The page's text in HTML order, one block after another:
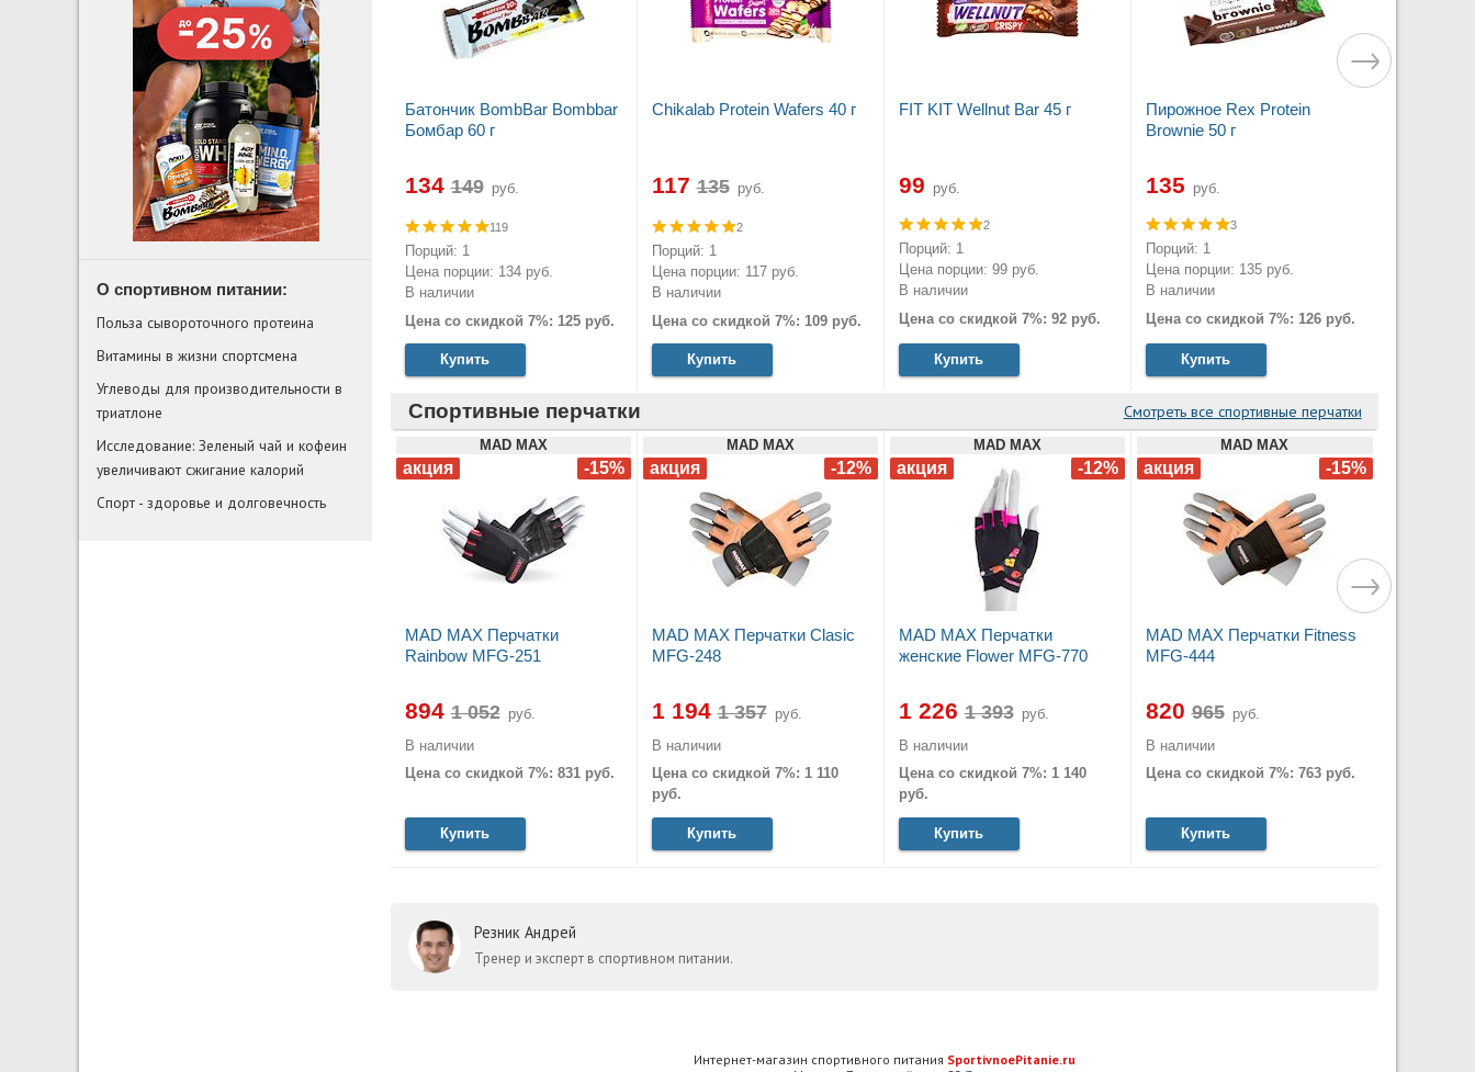
Батончик BombBar Bombbar
Бомбар 60 г
134 руб.
119
Порций: 1
Цена порции: 134 руб.
В наличии
Цена со скидкой 7%: 125 руб.
Купить
Chikalab Protein Wafers 40 г
117 руб.
2
Порций: 1
Цена порции: 117 руб.
В наличии
Цена со скидкой 7%: 109 руб.
Купить
FIT KIT Wellnut Bar 45 г
99 руб.
2
Порций: 1
Цена порции: 99 руб.
В наличии
Цена со скидкой 7%: 92 руб.
Купить
Пирожное Rex Protein
Brownie 50 г
135 руб.
3
Порций: 1
Цена порции: 135 руб.
В наличии
Цена со скидкой 7%: 126 руб.
Купить
Спортивные перчатки Смотреть все спортивные перчатки
MAD MAX
MAD MAX Перчатки
Rainbow MFG-251
894
руб.
В наличии
Цена со скидкой 7%: 831 руб.
Купить
MAD MAX
MAD MAX Перчатки Clasic
MFG-248
1 194
руб.
В наличии
Цена со скидкой 7%: 1 110
руб.
Купить
MAD MAX
MAD MAX Перчатки
женские Flower MFG-770
1 226
руб.
В наличии
Цена со скидкой 7%: 1 140
руб.
Купить
MAD MAX
MAD MAX Перчатки Fitness
MFG-444
820
руб.
В наличии
Цена со скидкой 7%: 763 руб.
Купить
Резник Андрей
Тренер и эксперт в спортивном питании.
Интернет-магазин спортивного питания SportivnoePitanie.ru
О спортивном питании:
Польза сывороточного протеина
Витамины в жизни спортсмена
Углеводы для производительности в
триатлоне
Исследование: Зеленый чай и кофеин
увеличивают сжигание калорий
Спорт - здоровье и долговечность